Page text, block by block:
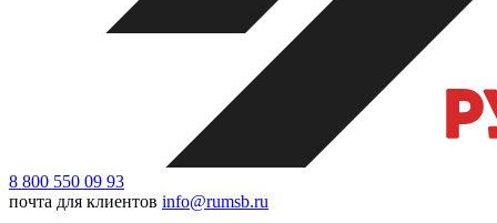
8 800 550 09 93
почта для клиентов info@rumsb.ru